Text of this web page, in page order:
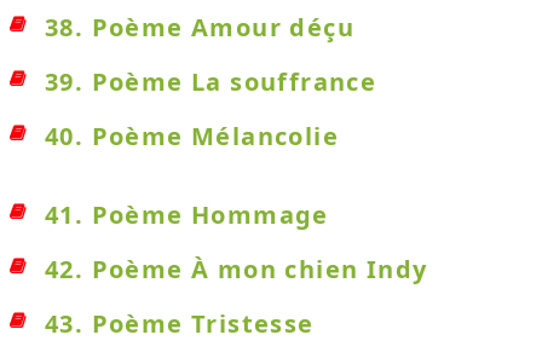
38. Poème Amour déçu
39. Poème La souffrance
40. Poème Mélancolie
41. Poème Hommage
42. Poème À mon chien Indy
43. Poème Tristesse